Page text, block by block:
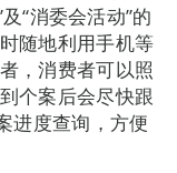
“消委会活动”的
随地利用手机等
，消费者可以照
个案后会尽快跟
进度查询，方便